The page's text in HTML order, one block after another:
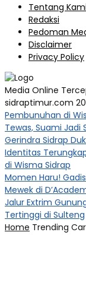
Tentang Kami
Redaksi
Pedoman
Disclaimer
Privacy Policy
Media Online
sidraptimur.com
Pembunuhan di
Tewas, Suami Jadi
Gerindra Sidrap
Identitas
di Wisma Sidrap
Momen Haru!
Mewek di
Jalur Extrim
Tertinggi di Sulteng
Home Trending